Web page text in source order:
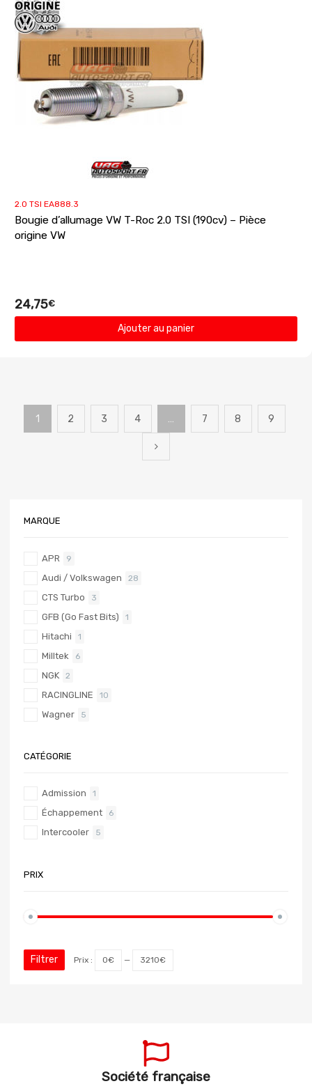
2.0 TSI EA888.3
Bougie d’allumage VW T-Roc 2.0 TSI (190cv) – Pièce
origine VW
24,75€
Ajouter au panier
1 2 3 4 … 7 8 9
MARQUE
APR 9
Audi / Volkswagen 28
CTS Turbo 3
GFB (Go Fast Bits) 1
Hitachi 1
Milltek 6
NGK 2
RACINGLINE 10
Wagner 5
CATÉGORIE
Admission 1
Échappement 6
Intercooler 5
PRIX
Filtrer Prix : 0€ — 3210€
Société française